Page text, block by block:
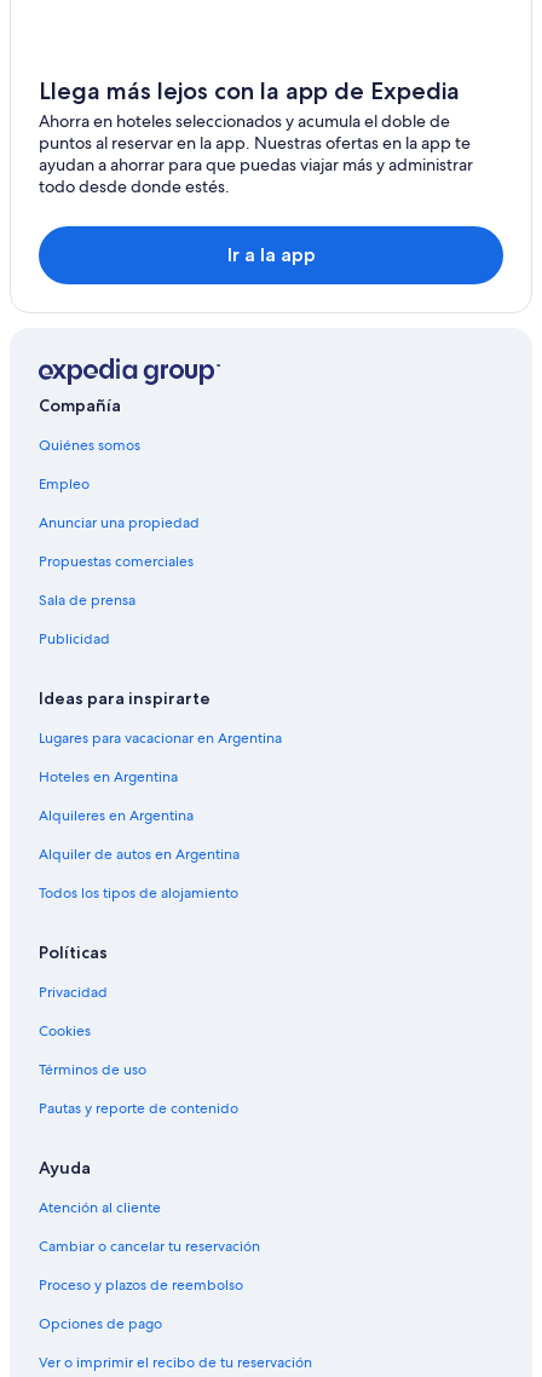
Llega más lejos con la app de Expedia
Ahorra en hoteles seleccionados y acumula el doble de
puntos al reservar en la app. Nuestras ofertas en la app te
ayudan a ahorrar para que puedas viajar más y administrar
todo desde donde estés.
Ir a la app
Compañía
Quiénes somos
Empleo
Anunciar una propiedad
Propuestas comerciales
Sala de prensa
Publicidad
Ideas para inspirarte
Lugares para vacacionar en Argentina
Hoteles en Argentina
Alquileres en Argentina
Alquiler de autos en Argentina
Todos los tipos de alojamiento
Políticas
Privacidad
Cookies
Términos de uso
Pautas y reporte de contenido
Ayuda
Atención al cliente
Cambiar o cancelar tu reservación
Proceso y plazos de reembolso
Opciones de pago
Ver o imprimir el recibo de tu reservación